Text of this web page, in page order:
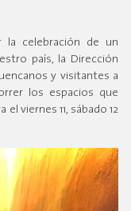
celebración de un
país, la Dirección
y visitantes a
los espacios que
viernes 11, sábado 12